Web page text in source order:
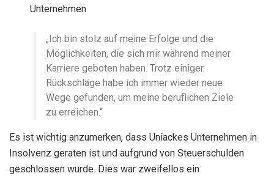
Unternehmen
„Ich bin stolz auf meine Erfolge und die
Möglichkeiten, die sich mir während meiner
Karriere geboten haben. Trotz einiger
Rückschläge habe ich immer wieder neue
Wege gefunden, um meine beruflichen Ziele
zu erreichen.“
Es ist wichtig anzumerken, dass Uniackes Unternehmen in
Insolvenz geraten ist und aufgrund von Steuerschulden
geschlossen wurde. Dies war zweifellos ein